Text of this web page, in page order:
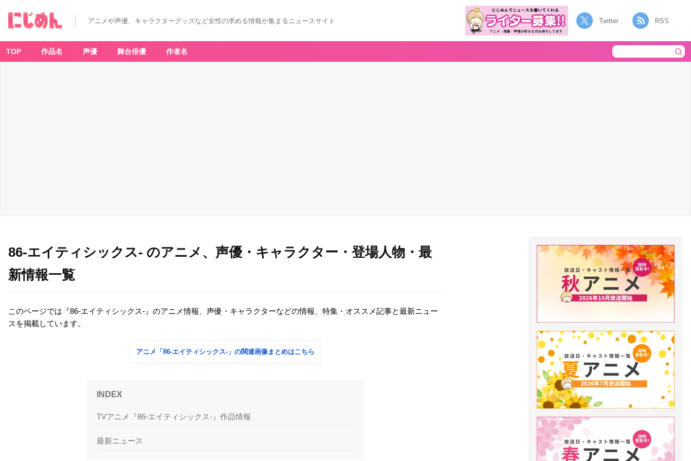
アニメや声優、キャラクターグッズなど女性の求める情報が集まるニュースサイト Twitter RSS
TOP 作品名 声優 舞台俳優 作者名
86-エイティシックス- のアニメ、声優・キャラクター・登場人物・最
新情報一覧
このページでは『86-エイティシックス-』のアニメ情報、声優・キャラクターなどの情報、特集・オススメ記事と最新ニュー
スを掲載しています。
アニメ「86-エイティシックス-」の関連画像まとめはこちら
TVアニメ『86-エイティシックス-』作品情報
最新ニュース